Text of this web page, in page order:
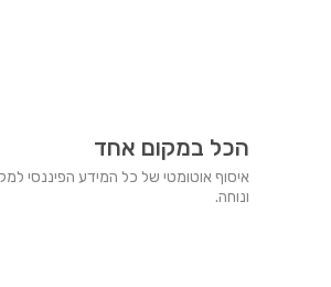
הכל במקום אחד
איסוף אוטומטי של כל המידע הפיננסי
ונוחה.